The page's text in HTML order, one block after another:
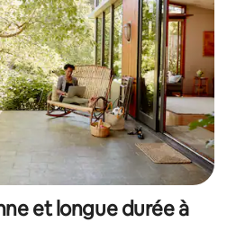
et longue durée à